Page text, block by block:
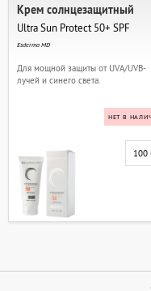
Крем солнцезащитный
Ultra Sun Protect 50+ SPF
Esderma MD
НЕТ В
Для мощной защиты от UVA/UVB-
лучей и синего света.
100